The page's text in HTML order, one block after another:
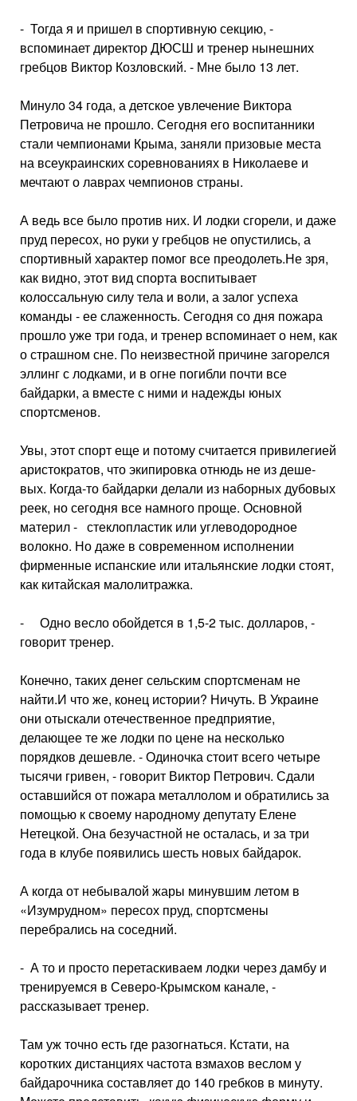
- Тогда я и пришел в спортивную сек­цию, -
вспоминает директор ДЮСШ и тренер нынешних
гребцов Виктор Коз­ловский. - Мне было 13 лет.
Минуло 34 года, а детское увлече­ние Виктора
Петровича не прошло. Сегодня его воспитанники
стали чем­пионами Крыма, заняли призовые места
на всеукраинских соревнова­ниях в Николаеве и
мечтают о лаврах чемпионов страны.
А ведь все было против них. И лодки сгорели, и даже
пруд пересох, но руки у гребцов не опустились, а
спортив­ный характер помог все преодолеть.Не зря,
как видно, этот вид спорта воспитывает
колоссальную силу тела и воли, а залог успеха
команды - ее слаженность. Сегодня со дня пожара
прошло уже три года, и тренер вспо­минает о нем, как
о страшном сне. По неизвестной причине загорелся
эллинг с лодками, и в огне погибли почти все
байдарки, а вместе с ними и надежды юных
спортсменов.
Увы, этот спорт еще и потому счи­тается привилегией
аристократов, что экипировка отнюдь не из деше­
вых. Когда-то байдарки делали из на­борных дубовых
реек, но сегодня все намного проще. Основной
материл - стеклопластик или углеводородное
волокно. Но даже в современном ис­полнении
фирменные испанские или итальянские лодки стоят,
как китай­ская малолитражка.
- Одно весло обойдется в 1,5-2 тыс. долларов, -
говорит тренер.
Конечно, таких денег сельским спортсменам не
найти.И что же, конец истории? Ничуть. В Украине
они отыскали отечествен­ное предприятие,
делающее те же лодки по цене на несколько
порядков дешевле. - Одиночка стоит всего че­тыре
тысячи гривен, - говорит Вик­тор Петрович. Сдали
оставшийся от пожара металлолом и обратились за
помощью к своему народному депу­тату Елене
Нетецкой. Она безучаст­ной не осталась, и за три
года в клубе появились шесть новых байдарок.
А когда от небывалой жары минув­шим летом в
«Изумрудном» пересох пруд, спортсмены
перебрались на соседний.
- А то и просто перетаскиваем лод­ки через дамбу и
тренируемся в Северо-Крымском канале, -
рассказы­вает тренер.
Там уж точно есть где разогнаться. Кстати, на
коротких дистанциях ча­стота взмахов веслом у
байдарочника составляет до 140 гребков в минуту.